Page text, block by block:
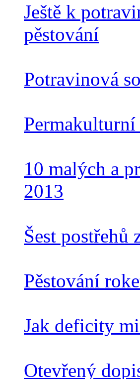
Ještě k
pěstování
Potravinová
10 malých a
2013
Šest postřehů
Pěstování
Jak deficity
Otevřený